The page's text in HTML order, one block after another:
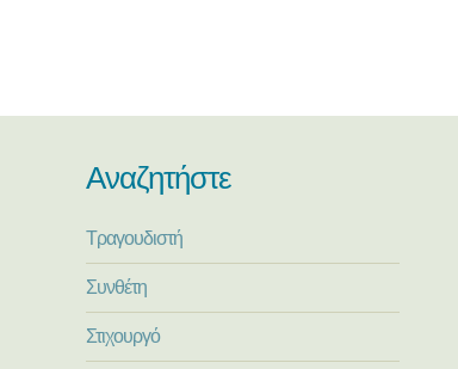
Αναζητήστε
Τραγουδιστή
Συνθέτη
Στιχουργό